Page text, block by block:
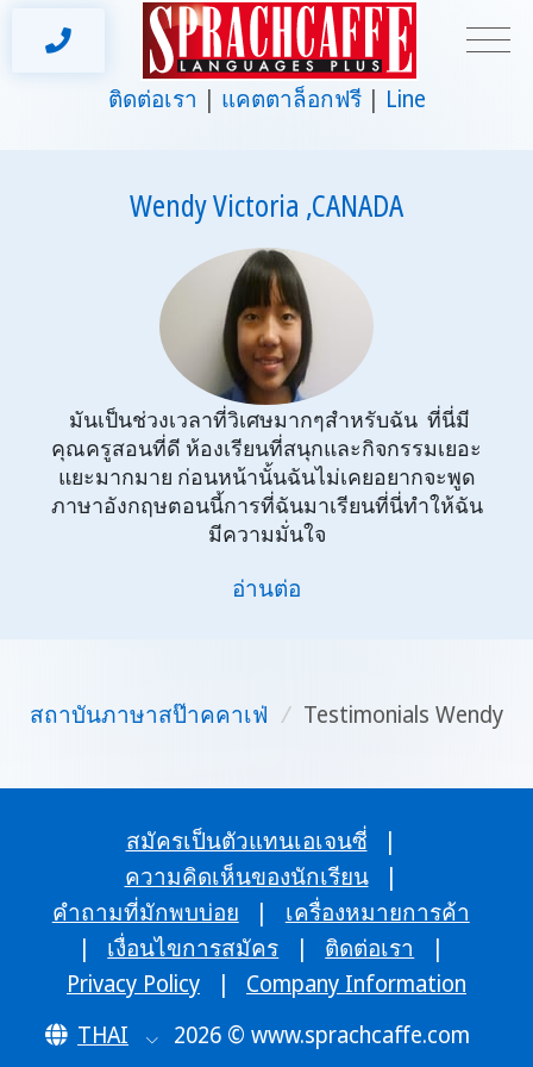
ติดต่อเรา แคตตาล็อกฟรี Line
Wendy Victoria ,CANADA
มันเป็นช่วงเวลาที่วิเศษมากๆสำหรับฉัน ที่นี่มี
คุณครูสอนที่ดี ห้องเรียนที่สนุกและกิจกรรมเยอะ
แยะมากมาย ก่อนหน้านั้นฉันไม่เคยอยากจะพูด
ภาษาอังกฤษตอนนี้การที่ฉันมาเรียนที่นี่ทำให้ฉัน
มีความมั่นใจ
อ่านต่อ
สถาบันภาษาสป๊าคคาเฟ่ / Testimonials Wendy
สมัครเป็นตัวแทนเอเจนซี่
|
ความคิดเห็นของนักเรียน
|
คำถามที่มักพบบ่อย
|
เครื่องหมายการค้า
|
เงื่อนไขการสมัคร | ติดต่อเรา
|
Privacy Policy
|
Company Information
THAI
2026 © www.sprachcaffe.com